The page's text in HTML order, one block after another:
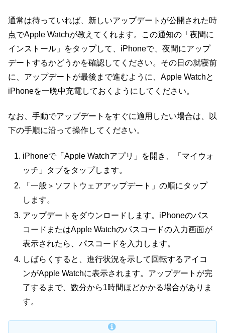
通常は待っていれば、新しいアップデートが公開された時
点でApple Watchが教えてくれます。この通知の「夜間に
インストール」をタップして、iPhoneで、夜間にアップ
デートするかどうかを確認してください。その日の就寝前
に、アップデートが最後まで進むように、Apple Watchと
iPhoneを一晩中充電しておくようにしてください。
なお、手動でアップデートをすぐに適用したい場合は、以
下の手順に沿って操作してください。
iPhoneで「Apple Watchアプリ」を開き、「マイウォ
ッチ」タブをタップします。
「一般＞ソフトウェアアップデート」の順にタップ
します。
アップデートをダウンロードします。iPhoneのパス
コードまたはApple Watchのパスコードの入力画面が
表示されたら、パスコードを入力します。
しばらくすると、進行状況を示して回転するアイコ
ンがApple Watchに表示されます。アップデートが完
了するまで、数分から1時間ほどかかる場合がありま
す。